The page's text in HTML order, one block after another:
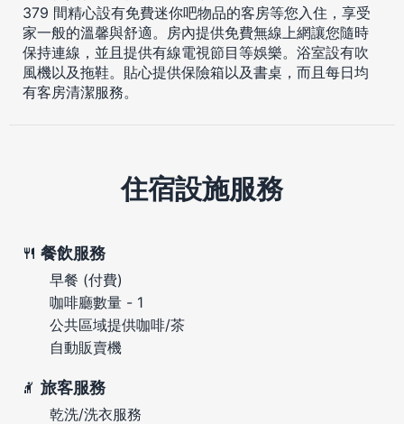
379 間精心設有免費迷你吧物品的客房等您入住，享受
家一般的溫馨與舒適。房內提供免費無線上網讓您隨時
保持連線，並且提供有線電視節目等娛樂。浴室設有吹
風機以及拖鞋。貼心提供保險箱以及書桌，而且每日均
有客房清潔服務。
住宿設施服務
餐飲服務
早餐 (付費)
咖啡廳數量 - 1
公共區域提供咖啡/茶
自動販賣機
旅客服務
乾洗/洗衣服務